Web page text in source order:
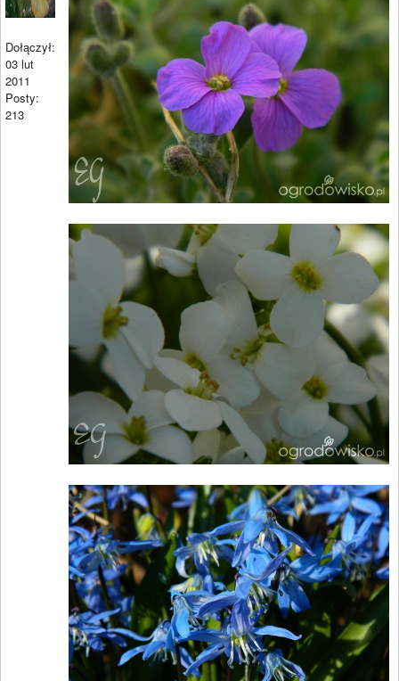
Dołączył:
03 lut
2011
Posty:
213